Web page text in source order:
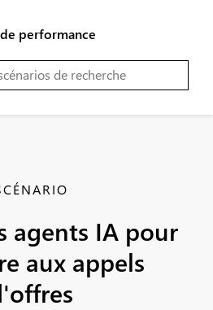
performance
agents IA pour
aux appels